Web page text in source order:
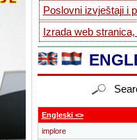
Poslovni izvještaji i
Izrada web
Engleski <>
implore